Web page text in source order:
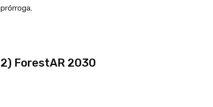
prórroga.
2) ForestAR 2030